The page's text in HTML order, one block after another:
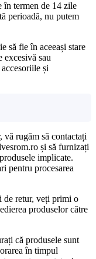
în termen de 14 zile
perioadă, nu putem
să fie în aceeași stare
excesivă sau
și
rugăm să contactați
și să furnizați
implicate.
pentru procesarea
de retur, veți primi o
produselor către
că produsele sunt
în timpul